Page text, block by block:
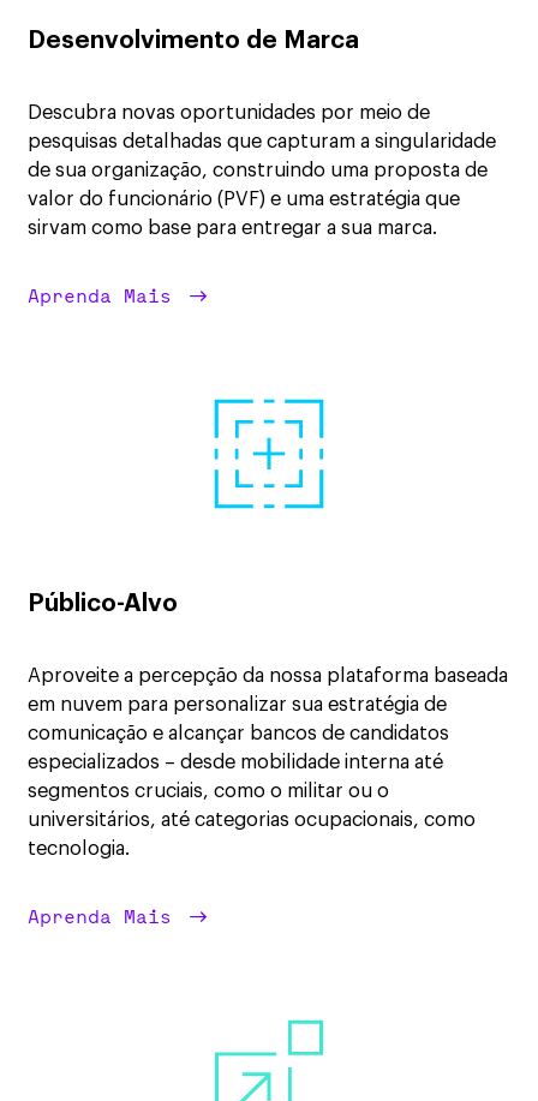
Desenvolvimento de Marca
Descubra novas oportunidades por meio de
pesquisas detalhadas que capturam a singularidade
de sua organização, construindo uma proposta de
valor do funcionário (PVF) e uma estratégia que
sirvam como base para entregar a sua marca.
Aprenda Mais
Público-Alvo
Aproveite a percepção da nossa plataforma baseada
em nuvem para personalizar sua estratégia de
comunicação e alcançar bancos de candidatos
especializados – desde mobilidade interna até
segmentos cruciais, como o militar ou o
universitários, até categorias ocupacionais, como
tecnologia.
Aprenda Mais